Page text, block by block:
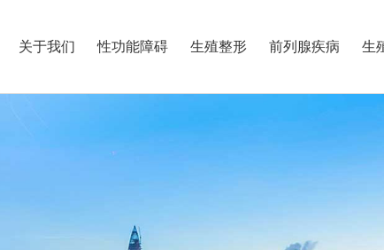
关于我们 性功能障碍 生殖整形 前列腺疾病 生